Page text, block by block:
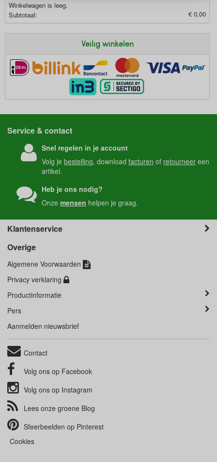
Winkelwagen is leeg.
Subtotaal:
€ 0,00
Veilig winkelen
Service & contact
Snel regelen in je account
Volg jebestelling, downloadfacturen of retourneer een
artikel.
Heb je ons nodig?
Onzemensen helpen je graag.
Klantenservice
Overige
Algemene Voorwaarden
Privacy verklaring
Productinformatie
Pers
Aanmelden nieuwsbrief
Contact
Volg ons op Facebook
Volg ons op Instagram
Lees onze groene Blog
Sfeerbeelden op Pinterest
Cookies